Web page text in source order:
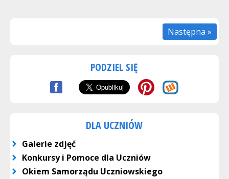
Następna »
PODZIEL SIĘ
DLA UCZNIÓW
Galerie zdjęć
Konkursy i Pomoce dla Uczniów
Okiem Samorządu Uczniowskiego